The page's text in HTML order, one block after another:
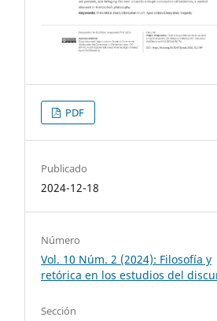
PDF
Publicado
2024-12-18
Número
Vol. 10 Núm. 2 (2024): Filosofía y
retórica en los estudios del
Sección